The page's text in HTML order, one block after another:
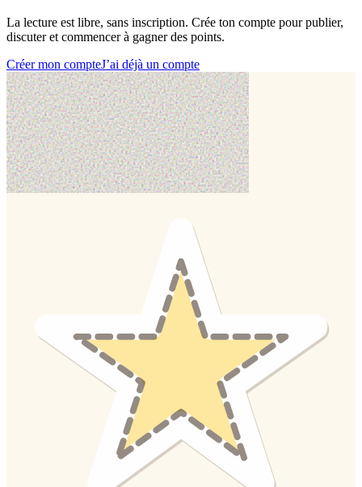
La lecture est libre, sans inscription. Crée ton compte pour publier,
discuter et commencer à gagner des points.
Créer mon compteJ’ai déjà un compte